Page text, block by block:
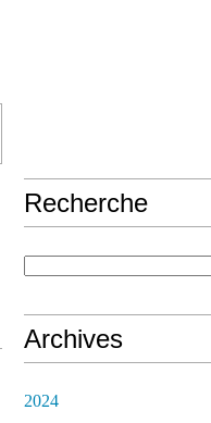
Recherche
Archives
2024